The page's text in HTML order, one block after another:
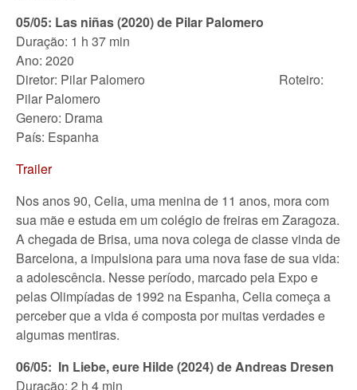
05/05: Las niñas (2020) de Pilar Palomero
Duração: 1 h 37 min
Ano: 2020
Diretor: Pilar Palomero Roteiro:
Pilar Palomero
Genero: Drama
País: Espanha
Trailer
Nos anos 90, Celia, uma menina de 11 anos, mora com
sua mãe e estuda em um colégio de freiras em Zaragoza.
A chegada de Brisa, uma nova colega de classe vinda de
Barcelona, a impulsiona para uma nova fase de sua vida:
a adolescência. Nesse período, marcado pela Expo e
pelas Olimpíadas de 1992 na Espanha, Celia começa a
perceber que a vida é composta por muitas verdades e
algumas mentiras.
06/05: In Liebe, eure Hilde (2024) de Andreas Dresen
Duração: 2 h 4 min